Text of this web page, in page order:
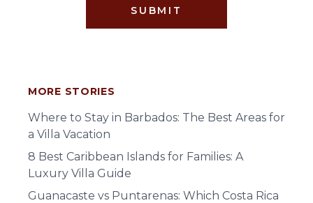
SUBMIT
MORE STORIES
Where to Stay in Barbados: The Best Areas for
a Villa Vacation
8 Best Caribbean Islands for Families: A
Luxury Villa Guide
Guanacaste vs Puntarenas: Which Costa Rica